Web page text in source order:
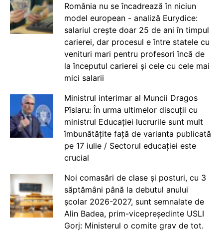
România nu se încadrează în niciun
model european - analiză Eurydice:
salariul crește doar 25 de ani în timpul
carierei, dar procesul e între statele cu
venituri mari pentru profesori încă de
la începutul carierei și cele cu cele mai
mici salarii
Ministrul interimar al Muncii Dragos
Pîslaru: În urma ultimelor discuții cu
ministrul Educației lucrurile sunt mult
îmbunătățite față de varianta publicată
pe 17 iulie / Sectorul educației este
crucial
Noi comasări de clase și posturi, cu 3
săptămâni până la debutul anului
școlar 2026-2027, sunt semnalate de
Alin Badea, prim-vicepreședinte USLI
Gorj: Ministerul o comite grav de tot.